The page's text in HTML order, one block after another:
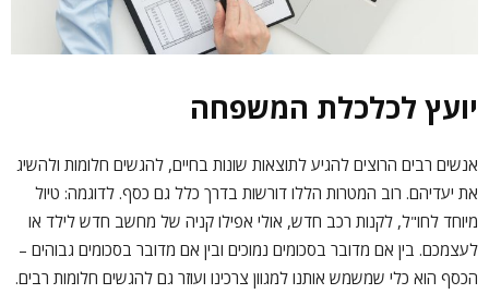
יועץ לכלכלת המשפחה
אנשים רבים הרוצים להגיע לתוצאות שונות בחיים, להגשים חלומות ולהשיג
את יעדיהם. רוב המטרות הללו דורשות בדרך כלל גם כסף. לדוגמה: טיול
מיוחד לחו"ל, לקנות רכב חדש, אולי אפילו קניה של מחשב חדש לילד או
לעצמכם. בין אם מדובר בסכומים נמוכים ובין אם מדובר בסכומים גבוהים –
הכסף הוא כלי שמשמש אותנו למגוון צרכינו ועוזר גם להגשים חלומות רבים.